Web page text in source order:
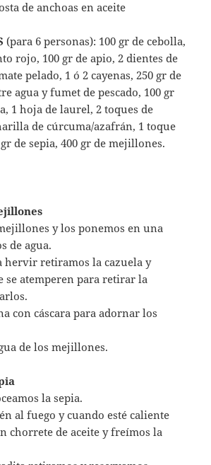
(para 6 personas): 100 gr de cebolla,
rojo, 100 gr de apio, 2 dientes de
pelado, 1 ó 2 cayenas, 250 gr de
agua y fumet de pescado, 100 gr
1 hoja de laurel, 2 toques de
de cúrcuma/azafrán, 1 toque
de sepia, 400 gr de mejillones.
y los ponemos en una
de agua.
hervir retiramos la cazuela y
se atemperen para retirar la
con cáscara para adornar los
de los mejillones.
la sepia.
al fuego y cuando esté caliente
chorrete de aceite y freímos la